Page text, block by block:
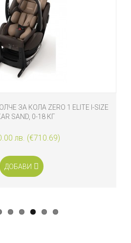
ЗА КОЛА ZERO 1 ELITE I-SIZE
SAND, 0-18 КГ
лв. (€710.69)
ДОБАВИ